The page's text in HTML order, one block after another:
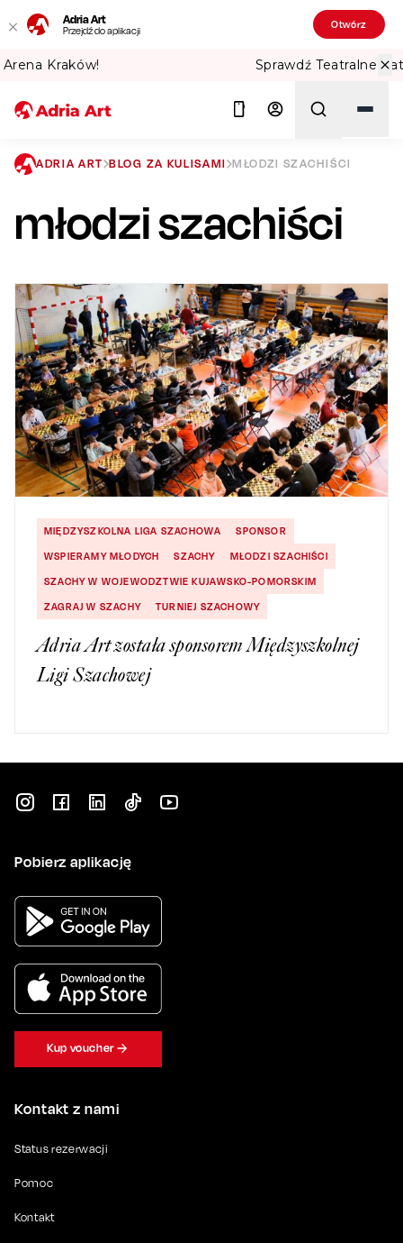
Adria Art
Przejdź do aplikacji Otwórz
Sprawdź Teatralne Lato w PKiN! 🏛️
ADRIA ART BLOG ZA KULISAMI MŁODZI SZACHIŚCI
młodzi szachiści
MIĘDZYSZKOLNA LIGA SZACHOWA
SPONSOR
WSPIERAMY MŁODYCH
SZACHY
MŁODZI SZACHIŚCI
SZACHY W WOJEWODZTWIE KUJAWSKO-POMORSKIM
ZAGRAJ W SZACHY
TURNIEJ SZACHOWY
Adria Art została sponsorem Międzyszkolnej
Ligi Szachowej
Kontakt z nami
Status rezerwacji
Pomoc
Kontakt
Pobierz aplikację
Kup voucher